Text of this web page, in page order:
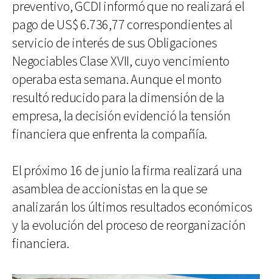
preventivo, GCDI informó que no realizará el
pago de US$ 6.736,77 correspondientes al
servicio de interés de sus Obligaciones
Negociables Clase XVII, cuyo vencimiento
operaba esta semana. Aunque el monto
resultó reducido para la dimensión de la
empresa, la decisión evidenció la tensión
financiera que enfrenta la compañía.
El próximo 16 de junio la firma realizará una
asamblea de accionistas en la que se
analizarán los últimos resultados económicos
y la evolución del proceso de reorganización
financiera.